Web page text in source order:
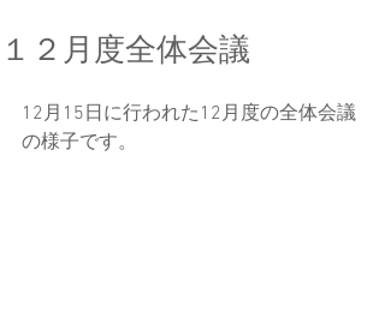
１２月度全体会議
12月15日に行われた12月度の全体会議
の様子です。